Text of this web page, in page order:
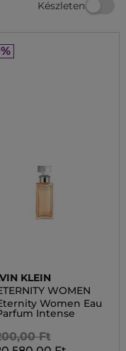
Készleten
KLEIN
WOMEN
Women Eau
Intense
Ft